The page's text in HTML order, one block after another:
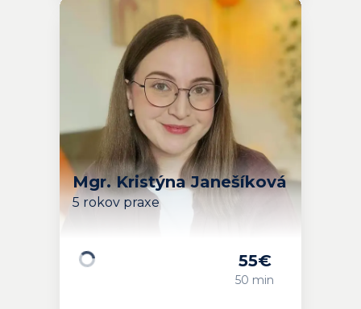
Mgr. Kristýna Janešíková
5 rokov praxe
55€
50 min